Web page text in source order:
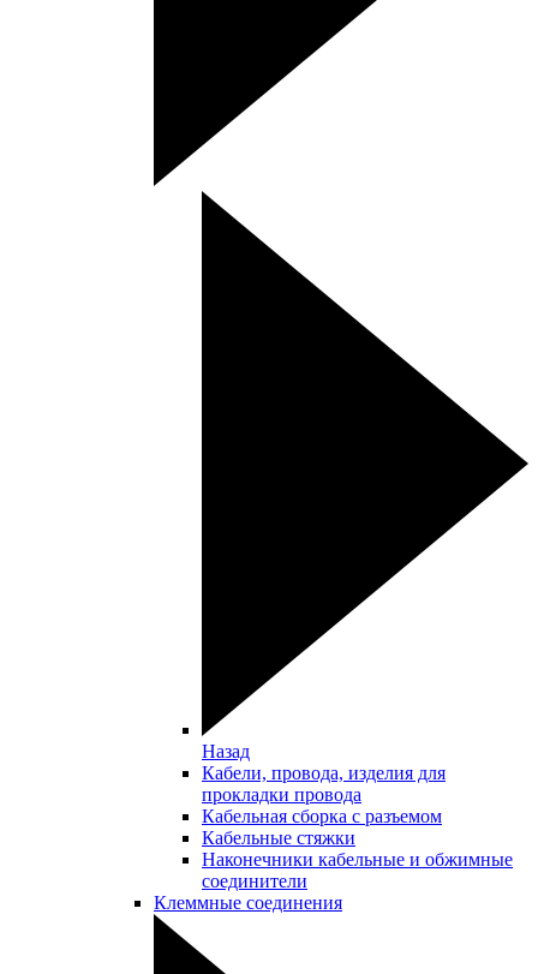
Назад
Кабели, провода, изделия для
прокладки провода
Кабельная сборка с разъемом
Кабельные стяжки
Наконечники кабельные и обжимные
соединители
Клеммные соединения